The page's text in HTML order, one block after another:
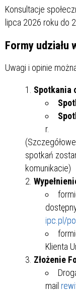
Konsultacje
lipca 2026 roku do
Formy udziału
Uwagi i opinie
Spotkania
r.
spotkań
komunikacie)
ipc.pl/
Klienta
Złożenie
mail